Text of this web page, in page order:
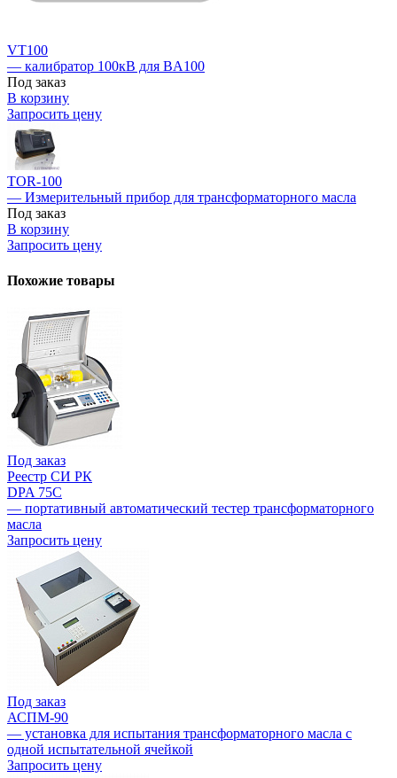
VT100
— калибратор 100кВ для BA100
Под заказ
В корзину
Запросить цену
TOR-100
— Измерительный прибор для трансформаторного масла
Под заказ
В корзину
Запросить цену
Похожие товары
Под заказ
Реестр СИ РК
DPA 75C
— портативный автоматический тестер трансформаторного
масла
Запросить цену
Под заказ
АСПМ-90
— установка для испытания трансформаторного масла с
одной испытательной ячейкой
Запросить цену